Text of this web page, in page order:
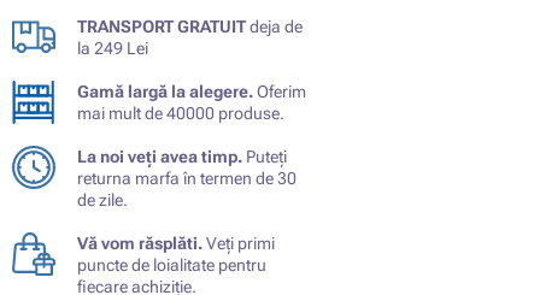
TRANSPORT GRATUITdeja de
la 249 Lei
Gamă largă la alegere.Oferim
mai mult de 40000 produse.
La noi veți avea timp. Puteți
returna marfa în termen de 30
de zile.
Vă vom răsplăti.Veți primi
puncte de loialitate pentru
fiecare achiziție.